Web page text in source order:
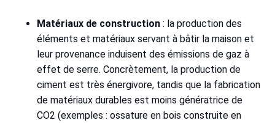
Matériaux de construction : la production des
éléments et matériaux servant à bâtir la maison et
leur provenance induisent des émissions de gaz à
effet de serre. Concrètement, la production de
ciment est très énergivore, tandis que la fabrication
de matériaux durables est moins génératrice de
CO2 (exemples : ossature en bois construite en